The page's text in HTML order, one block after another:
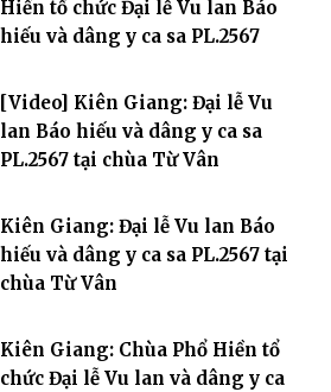
Hiền tổ chức Đại lễ Vu lan Báo
hiếu và dâng y ca sa PL.2567
[Video] Kiên Giang: Đại lễ Vu
lan Báo hiếu và dâng y ca sa
PL.2567 tại chùa Từ Vân
Kiên Giang: Đại lễ Vu lan Báo
hiếu và dâng y ca sa PL.2567 tại
chùa Từ Vân
Kiên Giang: Chùa Phổ Hiền tổ
chức Đại lễ Vu lan và dâng y ca